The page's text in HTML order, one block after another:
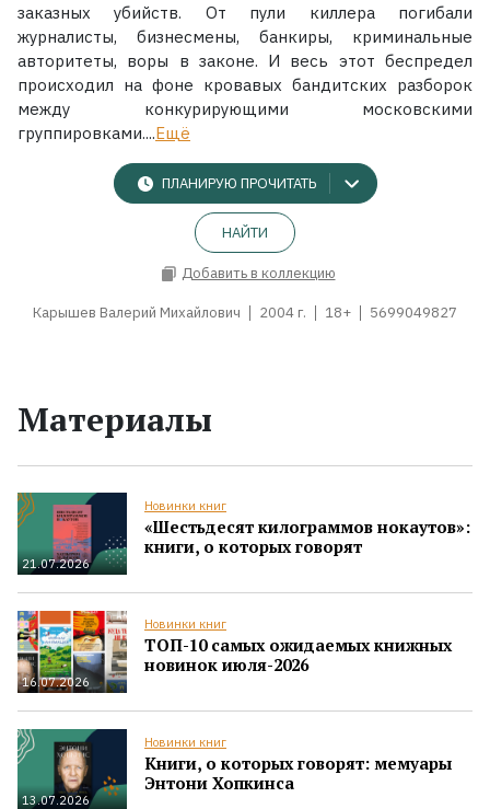
заказных убийств. От пули киллера погибали
журналисты, бизнесмены, банкиры, криминальные
авторитеты, воры в законе. И весь этот беспредел
происходил на фоне кровавых бандитских разборок
между конкурирующими московскими
группировками....Ещё
ПЛАНИРУЮ ПРОЧИТАТЬ
НАЙТИ
Добавить в коллекцию
Карышев Валерий Михайлович 2004 г. 18+ 5699049827
Материалы
21.07.2026
Новинки книг
«Шестьдесят килограммов нокаутов»:
книги, о которых говорят
16.07.2026
Новинки книг
ТОП-10 самых ожидаемых книжных
новинок июля-2026
13.07.2026
Новинки книг
Книги, о которых говорят: мемуары
Энтони Хопкинса